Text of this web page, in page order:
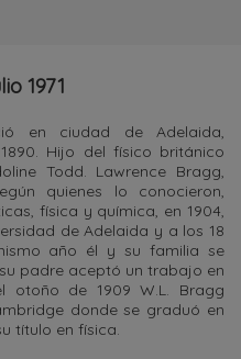
1971
en ciudad de Adelaida,
Hijo del físico británico
Todd. Lawrence Bragg,
quienes lo conocieron,
física y química, en 1904,
de Adelaida y a los 18
año él y su familia se
padre aceptó un trabajo en
otoño de 1909 W.L. Bragg
donde se graduó en
título en física.